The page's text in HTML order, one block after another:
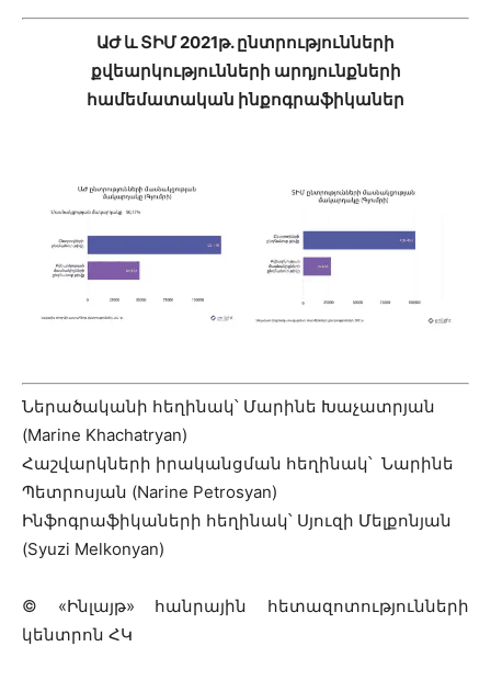
ԱԺ և ՏԻՄ 2021թ. ընտրությունների
քվեարկությունների արդյունքների
համեմատական ինքոգրաֆիկաներ
Ներածականի հեղինակ՝ Մարինե Խաչատրյան
(Marine Khachatryan)
Հաշվարկների իրականցման հեղինակ՝ Նարինե
Պետրոսյան (Narine Petrosyan)
Ինֆոգրաֆիկաների հեղինակ՝ Սյուզի Մելքոնյան
(Syuzi Melkonyan)
© «Ինլայթ» հանրային հետազոտությունների
կենտրոն ՀԿ